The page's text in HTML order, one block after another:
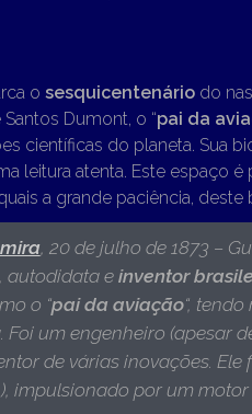
o sesquicentenáriodo
Dumont, o “pai da
científicas do planeta. Sua
leitura atenta. Este espaço é
a grande paciência, deste
, 20 de julho de 1873 –
autodidata e inventor
o “pai da aviação“,
um engenheiro (apesar
de várias inovações.
impulsionado por um